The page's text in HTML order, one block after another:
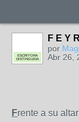
ESCRITORA
DISTINGUIDA
F E Y
por
Abr 26,
Frente a su